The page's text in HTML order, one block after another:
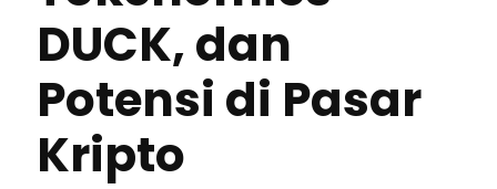
DUCK, dan
Potensi di Pasar
Kripto